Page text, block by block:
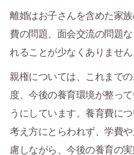
離婚はお子さんを含めた家
費の問題、面会交流の問題
れることが少なくありません
親権については、これまで
度、今後の養育環境が整っ
うにしています。養育費に
考え方にとらわれず、学費
慮しながら、今後の養育の